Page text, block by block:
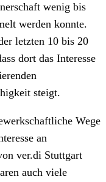
wenig bis
werden konnte.
letzten 10 bis 20
dort das Interesse
steigt.
Wege
an
ver.di Stuttgart
auch viele